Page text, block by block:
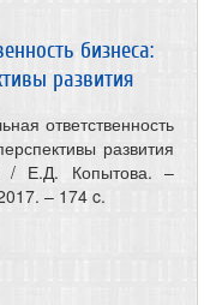
бизнеса:
развития
ответственность
развития
/ Е.Д. Копытова. –
– 174 c.